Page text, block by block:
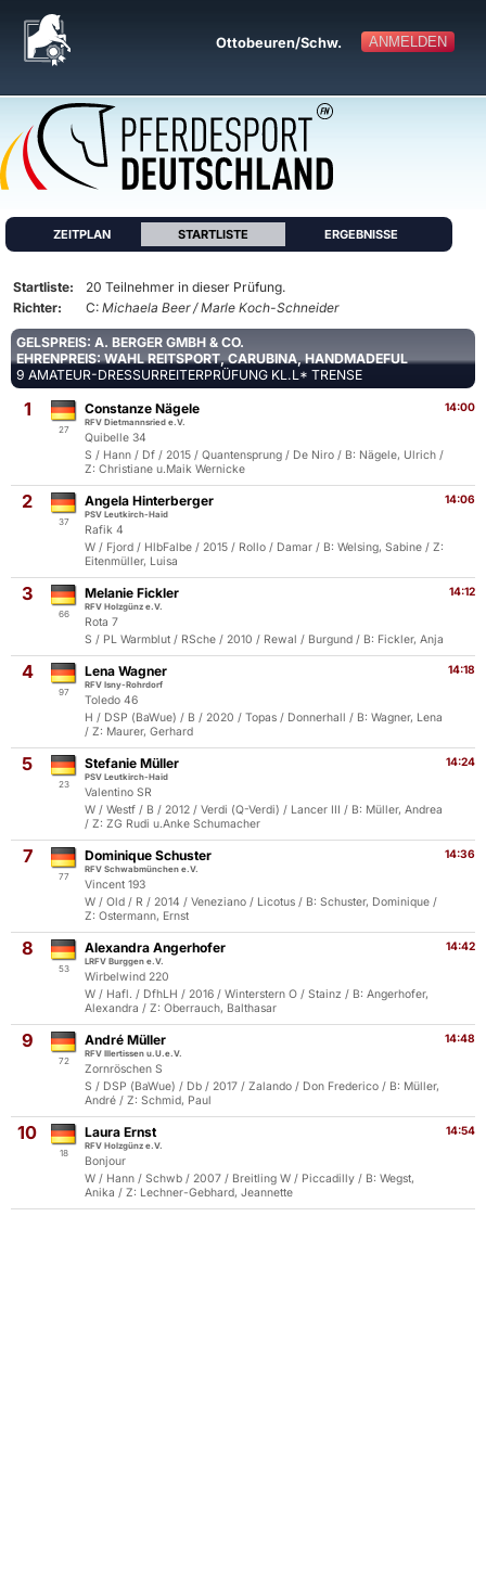
ANMELDEN
Ottobeuren/Schw.
ZEITPLAN STARTLISTE ERGEBNISSE
Startliste:
20 Teilnehmer in dieser Prüfung.
Richter:
C: Michaela Beer / Marle Koch-Schneider
GELSPREIS: A. BERGER GMBH & CO.
EHRENPREIS: WAHL REITSPORT, CARUBINA, HANDMADEFUL
9 AMATEUR-DRESSURREITERPRÜFUNG KL.L* TRENSE
1
27
14:00
Constanze Nägele
RFV Dietmannsried e.V.
Quibelle 34
S / Hann / Df / 2015 / Quantensprung / De Niro / B: Nägele, Ulrich /
Z: Christiane u.Maik Wernicke
2
37
14:06
Angela Hinterberger
PSV Leutkirch-Haid
Rafik 4
W / Fjord / HlbFalbe / 2015 / Rollo / Damar / B: Welsing, Sabine / Z:
Eitenmüller, Luisa
3
66
14:12
Melanie Fickler
RFV Holzgünz e.V.
Rota 7
S / PL Warmblut / RSche / 2010 / Rewal / Burgund / B: Fickler, Anja
4
97
14:18
Lena Wagner
RFV Isny-Rohrdorf
Toledo 46
H / DSP (BaWue) / B / 2020 / Topas / Donnerhall / B: Wagner, Lena
/ Z: Maurer, Gerhard
5
23
14:24
Stefanie Müller
PSV Leutkirch-Haid
Valentino SR
W / Westf / B / 2012 / Verdi (Q-Verdi) / Lancer III / B: Müller, Andrea
/ Z: ZG Rudi u.Anke Schumacher
7
77
14:36
Dominique Schuster
RFV Schwabmünchen e.V.
Vincent 193
W / Old / R / 2014 / Veneziano / Licotus / B: Schuster, Dominique /
Z: Ostermann, Ernst
8
53
14:42
Alexandra Angerhofer
LRFV Burggen e.V.
Wirbelwind 220
W / Hafl. / DfhLH / 2016 / Winterstern O / Stainz / B: Angerhofer,
Alexandra / Z: Oberrauch, Balthasar
9
72
14:48
André Müller
RFV Illertissen u.U.e.V.
Zornröschen S
S / DSP (BaWue) / Db / 2017 / Zalando / Don Frederico / B: Müller,
André / Z: Schmid, Paul
10
18
14:54
Laura Ernst
RFV Holzgünz e.V.
Bonjour
W / Hann / Schwb / 2007 / Breitling W / Piccadilly / B: Wegst,
Anika / Z: Lechner-Gebhard, Jeannette